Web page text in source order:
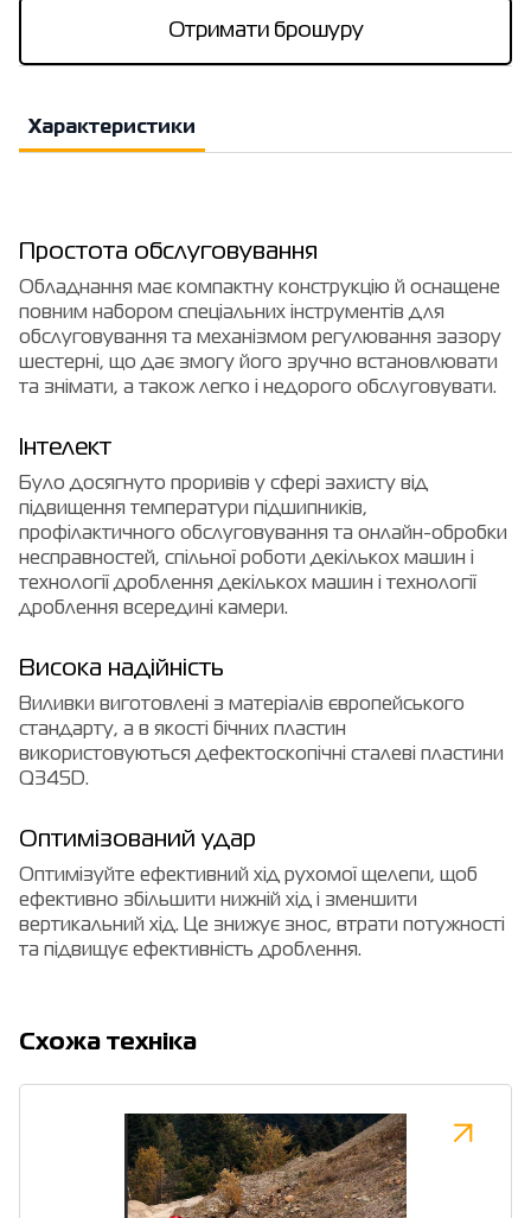
Отримати брошуру
Характеристики
Простота обслуговування
Обладнання має компактну конструкцію й оснащене
повним набором спеціальних інструментів для
обслуговування та механізмом регулювання зазору
шестерні, що дає змогу його зручно встановлювати
та знімати, а також легко і недорого обслуговувати.
Інтелект
Було досягнуто проривів у сфері захисту від
підвищення температури підшипників,
профілактичного обслуговування та онлайн-обробки
несправностей, спільної роботи декількох машин і
технології дроблення декількох машин і технології
дроблення всередині камери.
Висока надійність
Виливки виготовлені з матеріалів європейського
стандарту, а в якості бічних пластин
використовуються дефектоскопічні сталеві пластини
Q345D.
Оптимізований удар
Оптимізуйте ефективний хід рухомої щелепи, щоб
ефективно збільшити нижній хід і зменшити
вертикальний хід. Це знижує знос, втрати потужності
та підвищує ефективність дроблення.
Cхожа техніка